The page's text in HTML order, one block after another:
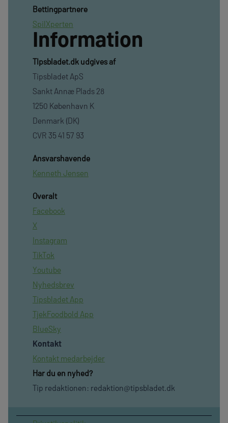
Bettingpartnere
SpilXperten
Information
TIpsbladet.dk udgives af
Tipsbladet ApS
Sankt Annæ Plads 28
1250 København K
Denmark (DK)
CVR 35 41 57 93
Ansvarshavende
Kenneth Jensen
Overalt
Facebook
X
Instagram
TikTok
Youtube
Nyhedsbrev
Tipsbladet App
TjekFoodbold App
BlueSky
Kontakt
Kontakt medarbejder
Har du en nyhed?
Tip redaktionen: redaktion@tipsbladet.dk